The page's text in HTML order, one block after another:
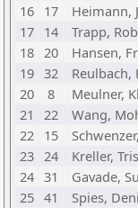
16 17 Heimann,
17 14 Trapp,
18 20 Hansen,
19 32 Reulbach,
20
8 Meulner,
21
22 Wang,
22 15
23 24 Kreller,
24 31 Gavade,
25 41 Spies,